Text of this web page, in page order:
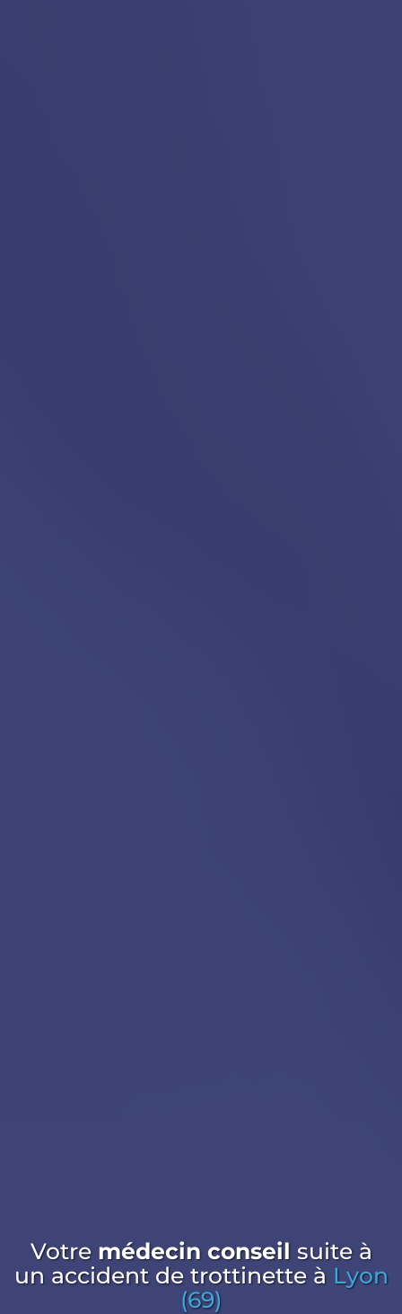
Votre médecin conseil suite à
un accident de trottinetteà Lyon
(69)